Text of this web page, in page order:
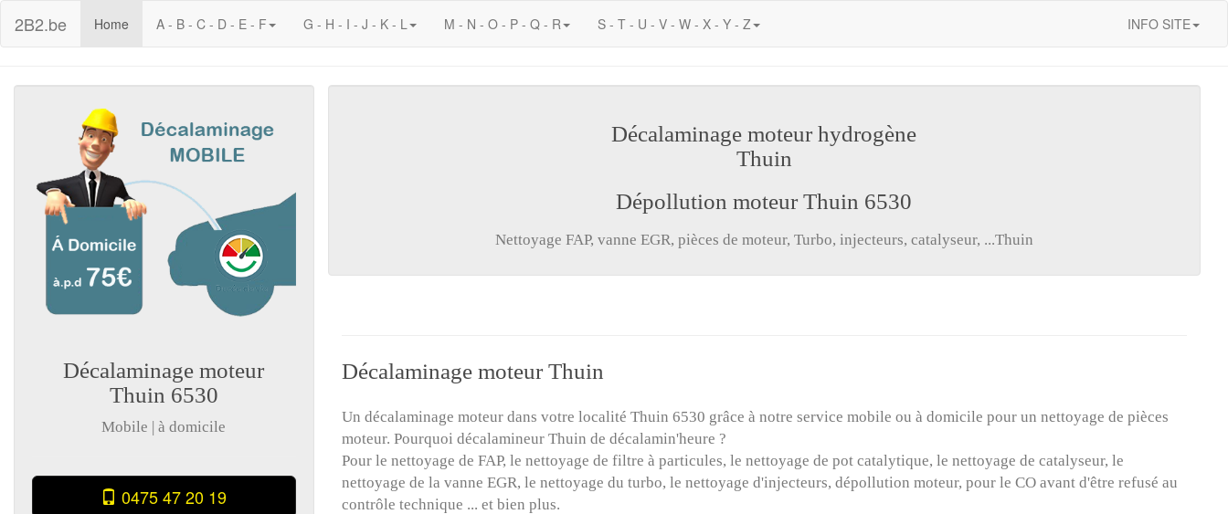
2B2.be Home (current)A - B - C - D - E - F G - H - I - J - K - L M - N - O - P - Q - R S - T - U - V - W - X - Y - Z INFO SITE
Décalaminage moteur
Thuin 6530
Mobile | à domicile
0475 47 20 19
Décalaminage moteur hydrogène
Thuin
Dépollution moteur Thuin 6530
Nettoyage FAP, vanne EGR, pièces de moteur, Turbo, injecteurs, catalyseur, ...Thuin
Décalaminage moteur Thuin
Un décalaminage moteur dans votre localité Thuin 6530 grâce à notre service mobile ou à domicile pour un nettoyage de pièces
moteur. Pourquoi décalamineur Thuin de décalamin'heure ?
Pour le nettoyage de FAP, le nettoyage de filtre à particules, le nettoyage de pot catalytique, le nettoyage de catalyseur, le
nettoyage de la vanne EGR, le nettoyage du turbo, le nettoyage d'injecteurs, dépollution moteur, pour le COavant d'être refusé au
contrôle technique ... et bien plus.